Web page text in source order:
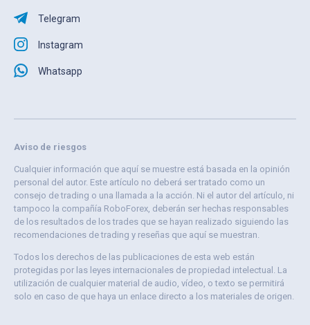
Telegram
Instagram
Whatsapp
Aviso de riesgos
Cualquier información que aquí se muestre está basada en la opinión
personal del autor. Este artículo no deberá ser tratado como un
consejo de trading o una llamada a la acción. Ni el autor del artículo, ni
tampoco la compañía RoboForex, deberán ser hechas responsables
de los resultados de los trades que se hayan realizado siguiendo las
recomendaciones de trading y reseñas que aquí se muestran.
Todos los derechos de las publicaciones de esta web están
protegidas por las leyes internacionales de propiedad intelectual. La
utilización de cualquier material de audio, vídeo, o texto se permitirá
solo en caso de que haya un enlace directo a los materiales de origen.